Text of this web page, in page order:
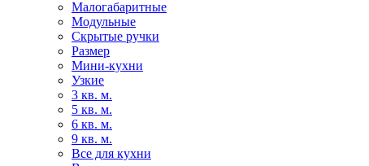
Малогабаритные
Модульные
Скрытые ручки
Размер
Мини-кухни
Узкие
3 кв. м.
5 кв. м.
6 кв. м.
9 кв. м.
Все для кухни